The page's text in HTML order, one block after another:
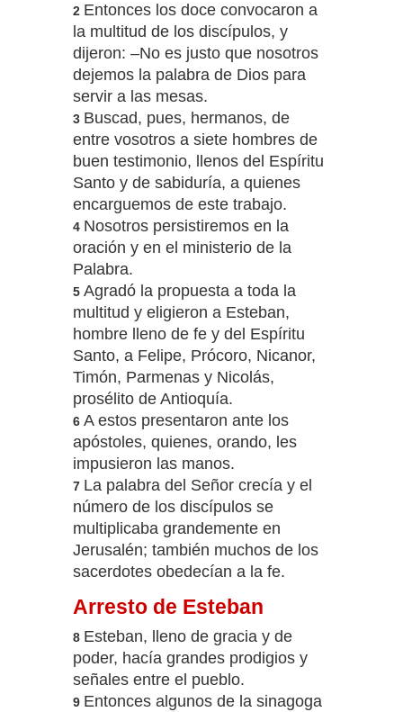
2 Entonces los doce convocaron a
la multitud de los discípulos, y
dijeron: –No es justo que nosotros
dejemos la palabra de Dios para
servir a las mesas.
3 Buscad, pues, hermanos, de
entre vosotros a siete hombres de
buen testimonio, llenos del Espíritu
Santo y de sabiduría, a quienes
encarguemos de este trabajo.
4 Nosotros persistiremos en la
oración y en el ministerio de la
Palabra.
5 Agradó la propuesta a toda la
multitud y eligieron a Esteban,
hombre lleno de fe y del Espíritu
Santo, a Felipe, Prócoro, Nicanor,
Timón, Parmenas y Nicolás,
prosélito de Antioquía.
6 A estos presentaron ante los
apóstoles, quienes, orando, les
impusieron las manos.
7 La palabra del Señor crecía y el
número de los discípulos se
multiplicaba grandemente en
Jerusalén; también muchos de los
sacerdotes obedecían a la fe.
Arresto de Esteban
8 Esteban, lleno de gracia y de
poder, hacía grandes prodigios y
señales entre el pueblo.
9 Entonces algunos de la sinagoga